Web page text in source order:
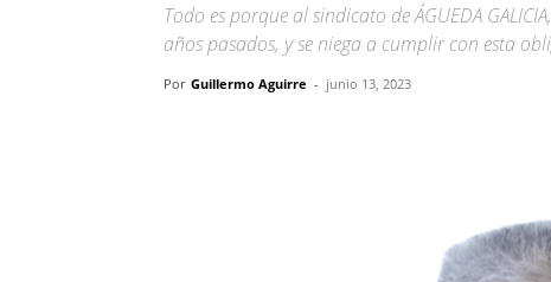
Todo es porque al sindicato de ÁGUEDA
años pasados, y se niega a cumplir con esta
Por Guillermo Aguirre - junio 13, 2023